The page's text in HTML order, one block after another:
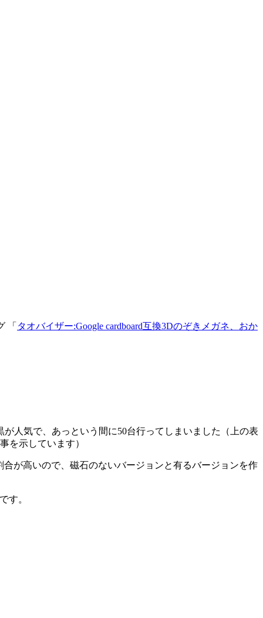
「 タオバイザー:Google cardboard互換3Dのぞきメガネ、おか
人気で、あっという間に50台行ってしまいました（上の表
を示しています）
が高いので、磁石のないバージョンと有るバージョンを作
す。